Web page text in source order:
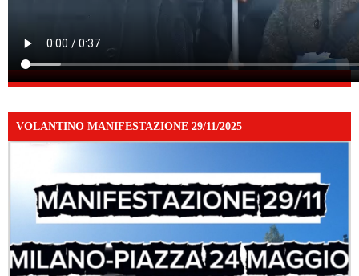
VOLANTINO MANIFESTAZIONE 29/11/2025